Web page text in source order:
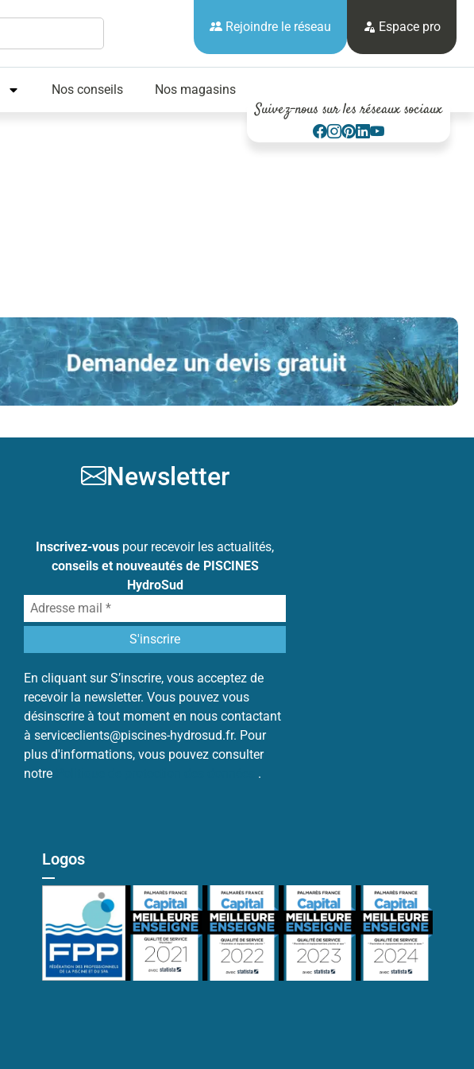
Rejoindre le réseau Espace pro
Nos conseils Nos magasins
Suivez-nous sur les réseaux sociaux
Newsletter
Inscrivez-vous pour recevoir les actualités,
conseils et nouveautés de PISCINES
HydroSud
En cliquant sur S’inscrire, vous acceptez de
recevoir la newsletter. Vous pouvez vous
désinscrire à tout moment en nous contactant
à serviceclients@piscines-hydrosud.fr. Pour
plus d'informations, vous pouvez consulter
notre
.
Logos